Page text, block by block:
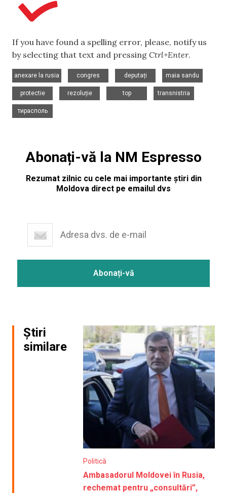
If you have found a spelling error, please, notify us
by selecting that text and pressing Ctrl+Enter.
anexare la rusia
congres
deputați
maia sandu
protectie
rezoluție
top
transnistria
тирасполь
Abonați-vă la NM Espresso
Rezumat zilnic cu cele mai importante știri din
Moldova direct pe emailul dvs
Știri
similare
Politică
Ambasadorul Moldovei în Rusia,
rechemat pentru „consultări”,